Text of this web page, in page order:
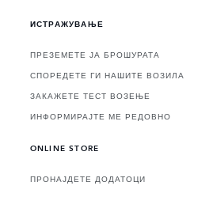
ИСТРАЖУВАЊЕ
ПРЕЗЕМЕТЕ ЈА БРОШУРАТА
СПОРЕДЕТЕ ГИ НАШИТЕ ВОЗИЛА
ЗАКАЖЕТЕ ТЕСТ ВОЗЕЊЕ
ИНФОРМИРАЈТЕ МЕ РЕДОВНО
ONLINE STORE
ПРОНАЈДЕТЕ ДОДАТОЦИ